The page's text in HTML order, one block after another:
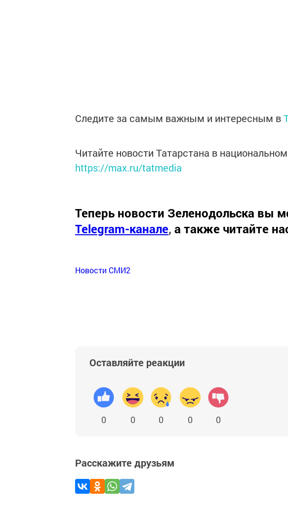
Следите за самым важным и интересным в
Читайте новости Татарстана в
https://max.ru/tatmedia
Теперь новости Зеленодольска вы
Telegram-канале, а также читайте
Новости СМИ2
Оставляйте реакции
0 0 0 0 0
Расскажите друзьям